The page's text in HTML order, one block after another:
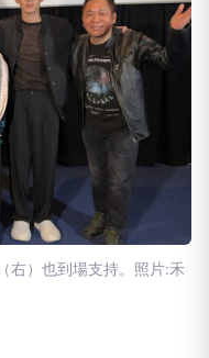
右）也到場支持。照片:禾